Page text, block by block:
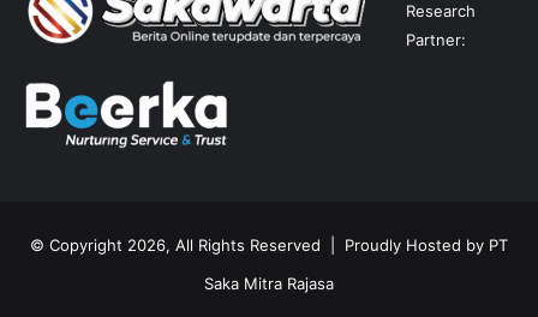
Research
Partner:
© Copyright 2026, All Rights Reserved | Proudly Hosted by PT
Saka Mitra Rajasa